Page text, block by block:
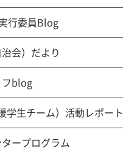
行委員Blog
会）だより
フblog
学生チーム）活動レポート
ープログラム